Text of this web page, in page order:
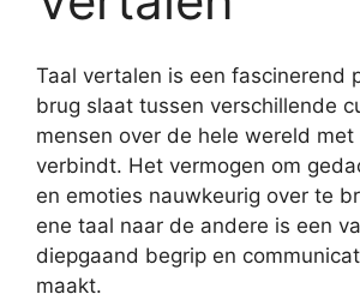
Taal vertalen is een fascinerend
brug slaat tussen verschillende
mensen over de hele wereld met
verbindt. Het vermogen om
en emoties nauwkeurig over te
ene taal naar de andere is een
diepgaand begrip en
maakt.